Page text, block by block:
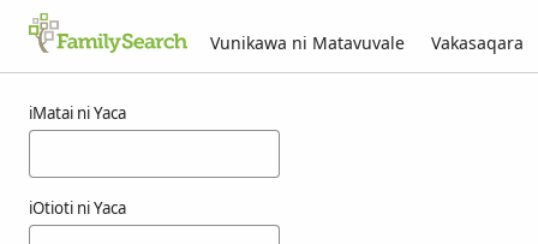
Vunikawa ni Matavuvale Vakasaqara
iMatai ni Yaca
iOtioti ni Yaca